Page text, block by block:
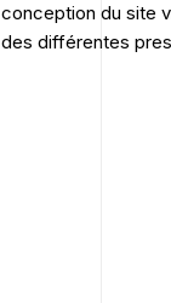
conception du site
des différentes